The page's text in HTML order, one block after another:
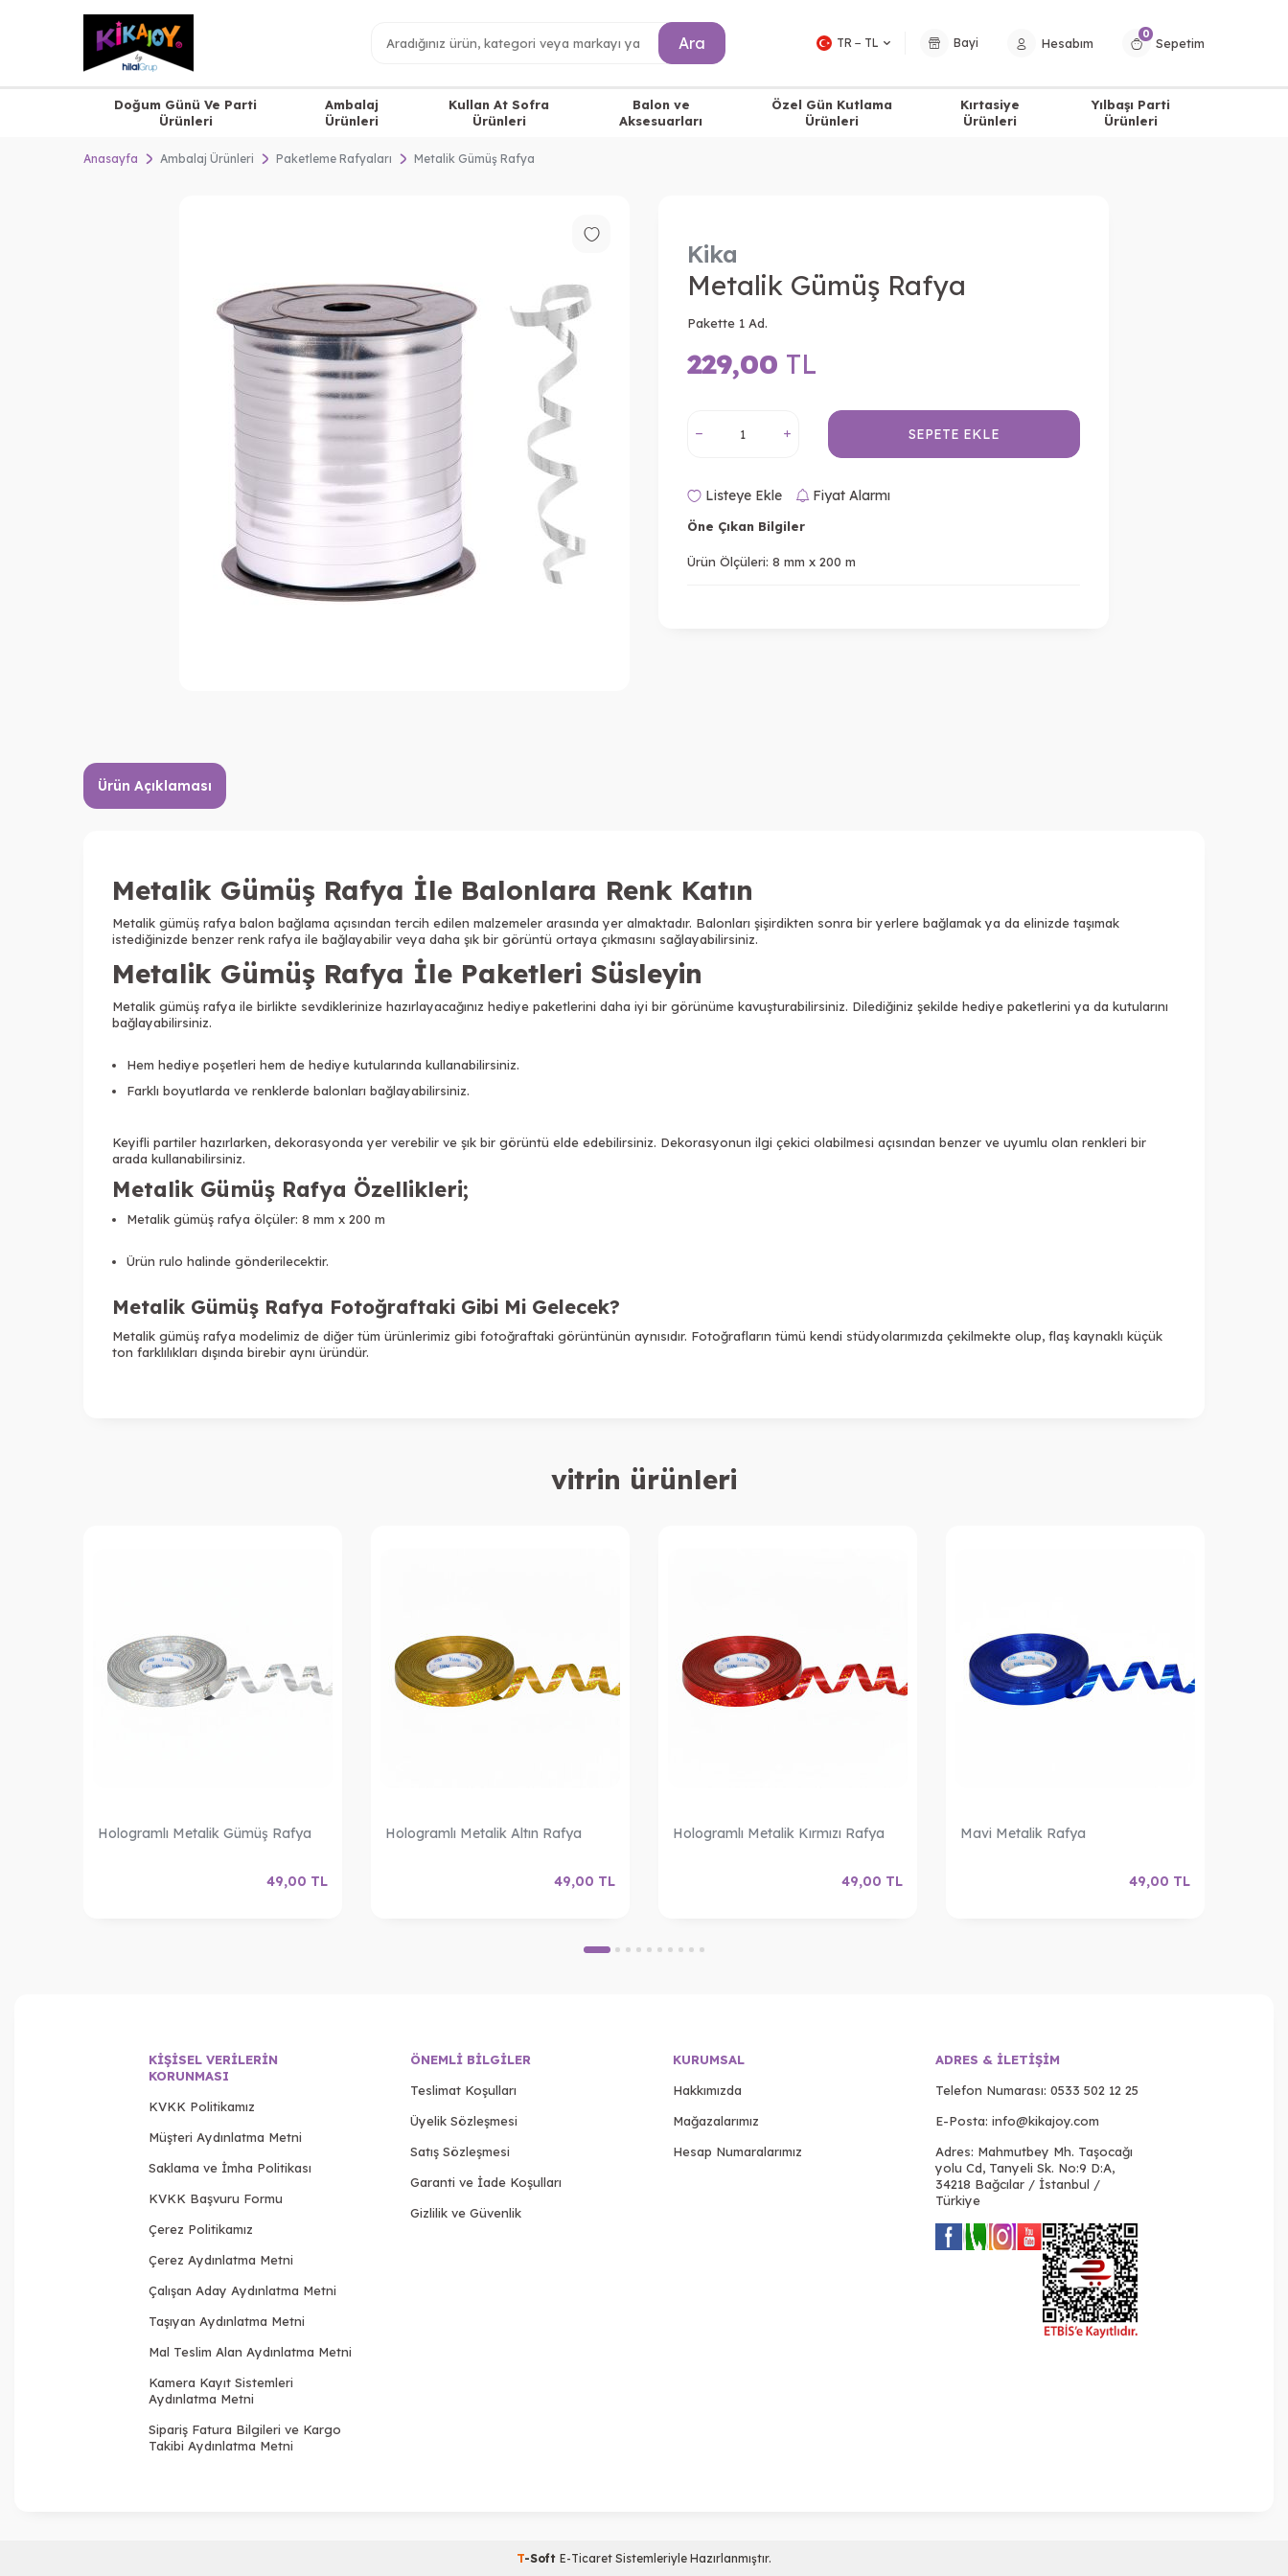
Ara TR − TL Bayi Hesabım
0
Sepetim
Doğum Günü Ve Parti
Ürünleri
Ambalaj
Ürünleri
Kullan At Sofra
Ürünleri
Balon ve
Aksesuarları
Özel Gün Kutlama
Ürünleri
Kırtasiye
Ürünleri
Yılbaşı Parti
Ürünleri
Anasayfa Ambalaj Ürünleri Paketleme Rafyaları Metalik Gümüş Rafya
Kika
Metalik Gümüş Rafya
Pakette 1 Ad.
229,00 TL
SEPETE EKLE
Listeye Ekle Fiyat Alarmı
Öne Çıkan Bilgiler
Ürün Ölçüleri: 8 mm x 200 m
Ürün Açıklaması
Metalik Gümüş Rafya İle Balonlara Renk Katın
Metalik gümüş rafya balon bağlama açısından tercih edilen malzemeler arasında yer almaktadır. Balonları şişirdikten sonra bir yerlere bağlamak ya da elinizde taşımak
istediğinizde benzer renk rafya ile bağlayabilir veya daha şık bir görüntü ortaya çıkmasını sağlayabilirsiniz.
Metalik Gümüş Rafya İle Paketleri Süsleyin
Metalik gümüş rafya ile birlikte sevdiklerinize hazırlayacağınız hediye paketlerini daha iyi bir görünüme kavuşturabilirsiniz. Dilediğiniz şekilde hediye paketlerini ya da kutularını
bağlayabilirsiniz.
Hem hediye poşetleri hem de hediye kutularında kullanabilirsiniz.
Farklı boyutlarda ve renklerde balonları bağlayabilirsiniz.
Keyifli partiler hazırlarken, dekorasyonda yer verebilir ve şık bir görüntü elde edebilirsiniz. Dekorasyonun ilgi çekici olabilmesi açısından benzer ve uyumlu olan renkleri bir
arada kullanabilirsiniz.
Metalik Gümüş Rafya Özellikleri;
Metalik gümüş rafya ölçüler: 8 mm x 200 m
Ürün rulo halinde gönderilecektir.
Metalik Gümüş Rafya Fotoğraftaki Gibi Mi Gelecek?
Metalik gümüş rafya modelimiz de diğer tüm ürünlerimiz gibi fotoğraftaki görüntünün aynısıdır. Fotoğrafların tümü kendi stüdyolarımızda çekilmekte olup, flaş kaynaklı küçük
ton farklılıkları dışında birebir aynı üründür.
vitrin ürünleri
Hologramlı Metalik Gümüş Rafya
49,00 TL
Hologramlı Metalik Altın Rafya
49,00 TL
Hologramlı Metalik Kırmızı Rafya
49,00 TL
Mavi Metalik Rafya
49,00 TL
KIŞISEL VERILERIN
KORUNMASI
KVKK Politikamız
Müşteri Aydınlatma Metni
Saklama ve İmha Politikası
KVKK Başvuru Formu
Çerez Politikamız
Çerez Aydınlatma Metni
Çalışan Aday Aydınlatma Metni
Taşıyan Aydınlatma Metni
Mal Teslim Alan Aydınlatma Metni
Kamera Kayıt Sistemleri
Aydınlatma Metni
Sipariş Fatura Bilgileri ve Kargo
Takibi Aydınlatma Metni
ÖNEMLI BILGILER
Teslimat Koşulları
Üyelik Sözleşmesi
Satış Sözleşmesi
Garanti ve İade Koşulları
Gizlilik ve Güvenlik
KURUMSAL
Hakkımızda
Mağazalarımız
Hesap Numaralarımız
ADRES & İLETIŞIM
Telefon Numarası: 0533 502 12 25
E-Posta: info@kikajoy.com
Adres: Mahmutbey Mh. Taşocağı
yolu Cd, Tanyeli Sk. No:9 D:A,
34218 Bağcılar / İstanbul /
Türkiye
T-Soft E-Ticaret Sistemleriyle Hazırlanmıştır.